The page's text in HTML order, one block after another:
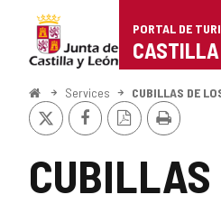
Portal
de
Turismo
de
Castilla
PORTAL DE
<
Accueil
Services CUBILLAS DE
CUBILLAS
X FacebookVersion
PDF
Imprimer